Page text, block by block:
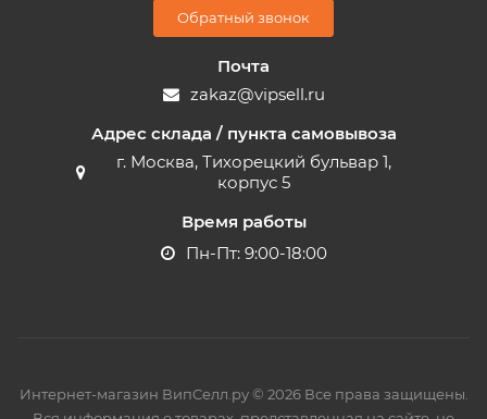
Обратный звонок
Почта
zakaz@vipsell.ru
Адрес склада / пункта самовывоза
г. Москва, Тихорецкий бульвар 1,
корпус 5
Время работы
Пн-Пт: 9:00-18:00
Интернет-магазин ВипСелл.ру © 2026 Все права защищены.